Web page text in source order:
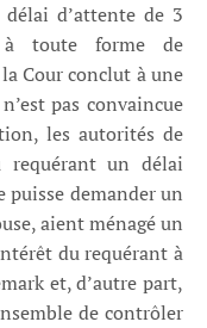
d’attente de 3
toute forme de
Cour conclut à une
pas convaincue
les autorités de
requérant un délai
puisse demander un
aient ménagé un
du requérant à
et, d’autre part,
de contrôler